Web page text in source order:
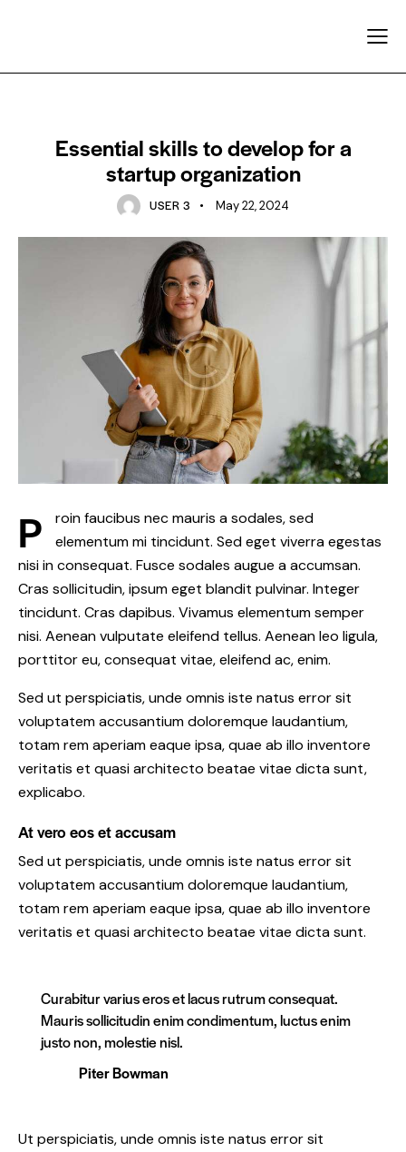
Essential skills to develop for a
startup organization
USER 3 May 22, 2024
P
roin faucibus nec mauris a sodales, sed
elementum mi tincidunt. Sed eget viverra egestas
nisi in consequat. Fusce sodales augue a accumsan.
Cras sollicitudin, ipsum eget blandit pulvinar. Integer
tincidunt. Cras dapibus. Vivamus elementum semper
nisi. Aenean vulputate eleifend tellus. Aenean leo ligula,
porttitor eu, consequat vitae, eleifend ac, enim.
Sed ut perspiciatis, unde omnis iste natus error sit
voluptatem accusantium doloremque laudantium,
totam rem aperiam eaque ipsa, quae ab illo inventore
veritatis et quasi architecto beatae vitae dicta sunt,
explicabo.
At vero eos et accusam
Sed ut perspiciatis, unde omnis iste natus error sit
voluptatem accusantium doloremque laudantium,
totam rem aperiam eaque ipsa, quae ab illo inventore
veritatis et quasi architecto beatae vitae dicta sunt.
Curabitur varius eros et lacus rutrum consequat.
Mauris sollicitudin enim condimentum, luctus enim
justo non, molestie nisl.
Piter Bowman
Ut perspiciatis, unde omnis iste natus error sit